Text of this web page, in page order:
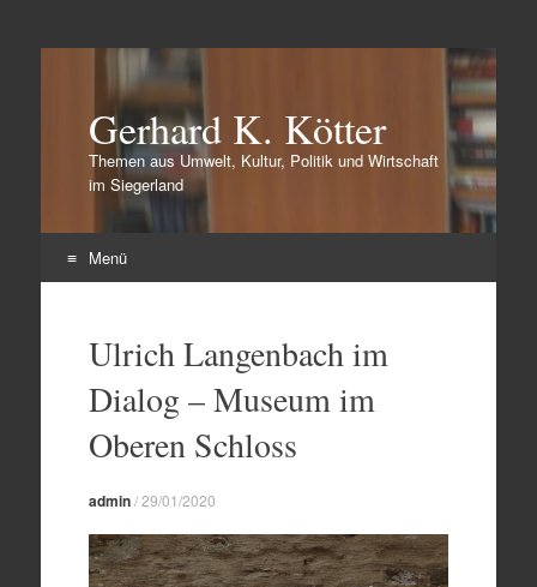
Gerhard K. Kötter
Themen aus Umwelt, Kultur, Politik und Wirtschaft
im Siegerland
Menü
springenUlrich Langenbach im
Dialog – Museum im
Oberen Schloss
admin/29/01/2020